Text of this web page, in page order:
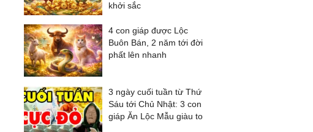
khởi sắc
4 con giáp được Lộc
Buôn Bán, 2 năm tới đời
phất lên nhanh
3 ngày cuối tuần từ Thứ
Sáu tới Chủ Nhật: 3 con
giáp Ăn Lộc Mẫu giàu to